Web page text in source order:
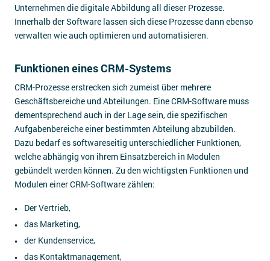
Unternehmen die digitale Abbildung all dieser Prozesse.
Innerhalb der Software lassen sich diese Prozesse dann ebenso
verwalten wie auch optimieren und automatisieren.
Funktionen eines CRM-Systems
CRM-Prozesse erstrecken sich zumeist über mehrere
Geschäftsbereiche und Abteilungen. Eine CRM-Software muss
dementsprechend auch in der Lage sein, die spezifischen
Aufgabenbereiche einer bestimmten Abteilung abzubilden.
Dazu bedarf es softwareseitig unterschiedlicher Funktionen,
welche abhängig von ihrem Einsatzbereich in Modulen
gebündelt werden können. Zu den wichtigsten Funktionen und
Modulen einer CRM-Software zählen:
Der Vertrieb,
das Marketing,
der Kundenservice,
das Kontaktmanagement,